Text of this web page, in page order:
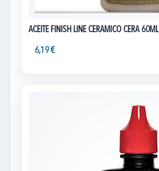
ACEITE FINISH LINE CERAMICO CERA 60ML
6,19 €